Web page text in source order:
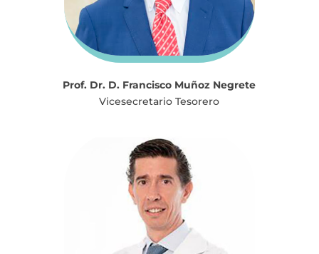
Prof. Dr. D. Francisco Muñoz Negrete
Vicesecretario Tesorero